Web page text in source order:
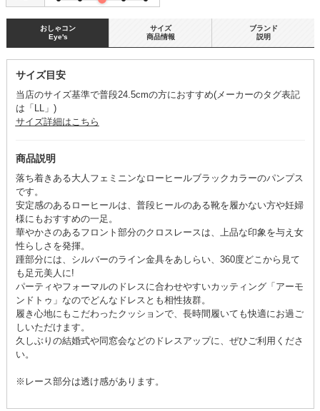
おしゃコン
Eye's
サイズ目安
当店のサイズ基準で普段24.5cmの方におすすめ(メーカーのタグ表記
は「LL」)
サイズ詳細はこちら
商品説明
落ち着きある大人フェミニンなローヒールブラックカラーのパンプス
です。
安定感のあるローヒールは、普段ヒールのある靴を履かない方や妊婦
様にもおすすめの一足。
華やかさのあるフロント部分のクロスレースは、上品な印象を与え女
性らしさを発揮。
踵部分には、シルバーのライン金具をあしらい、360度どこから見て
も足元美人に!
パーティやフォーマルのドレスに合わせやすいカッティング「アーモ
ンドトゥ」なのでどんなドレスとも相性抜群。
履き心地にもこだわったクッションで、長時間履いても快適にお過ご
しいただけます。
久しぶりの結婚式や同窓会などのドレスアップに、ぜひご利用くださ
い。
※レース部分は透け感があります。
サイズ
商品情報
ブランド
説明